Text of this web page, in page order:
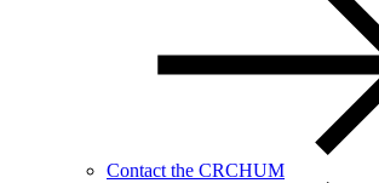
Contact the CRCHUM